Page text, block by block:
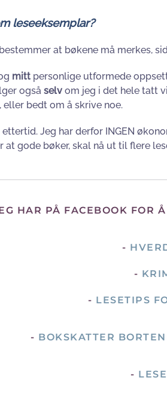
leseeksemplar?
at bøkene må merkes,
mitt personlige utformede
også selv om jeg i det hele tatt
bedt om å skrive noe.
Jeg har derfor INGEN
gode bøker, skal nå ut til flere
HAR PÅ FACEBOOK FOR
-
-
- LESETIPS
- BOKSKATTER
-